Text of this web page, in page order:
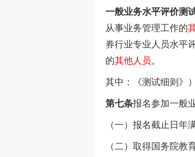
一般业务水平评价测
从事业务管理工作的
券行业专业人员水平
的其他人员。
其中： 《测试细则》
第七条报名参加一般
（一）报名截止日年
（二）取得国务院教